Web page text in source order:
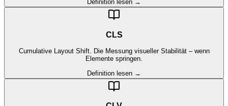
Definition lesen →
CLS
Cumulative Layout Shift. Die Messung visueller Stabilität – wenn
Elemente springen.
Definition lesen →